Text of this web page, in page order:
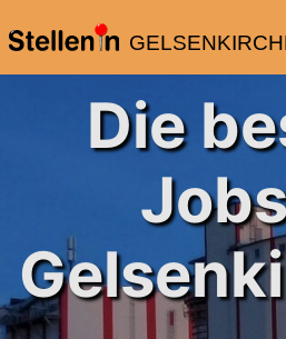
Die